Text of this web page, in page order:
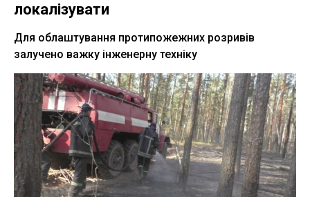
локалізувати
Для облаштування протипожежних розривів
залучено важку інженерну техніку